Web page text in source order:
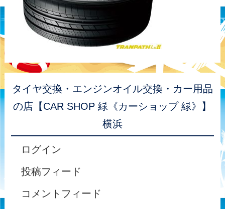
タイヤ交換・エンジンオイル交換・カー用品
の店【CAR SHOP 緑《カーショップ 緑》】
横浜
ログイン
投稿フィード
コメントフィード